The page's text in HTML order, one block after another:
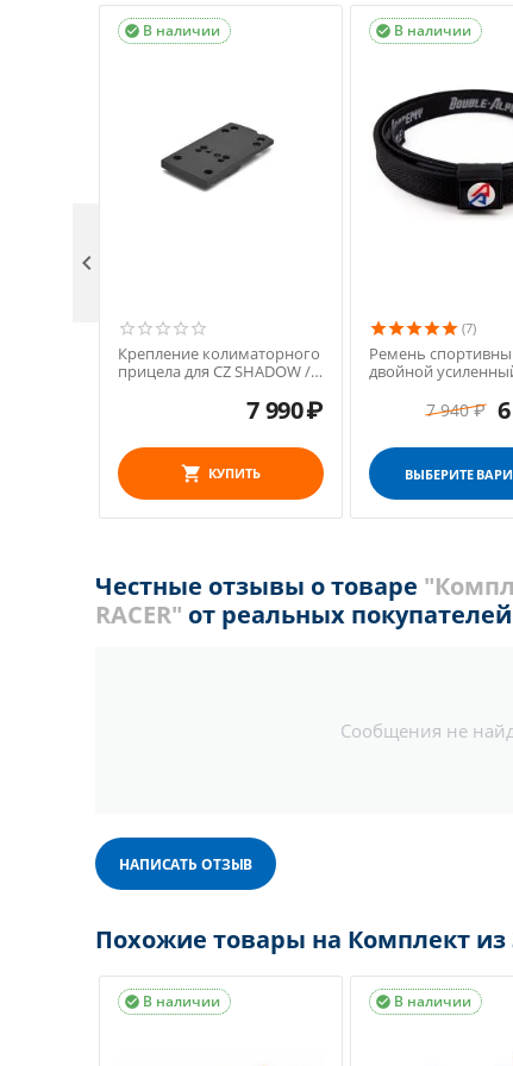
В наличии

Крепление колиматорного
прицела для CZ SHADOW /
7 990₽
КУПИТЬ
В наличии

(7)
Ремень
двойной
7 940 ₽
ВЫБЕРИТЕ

Честные отзывы о товаре
RACER" от реальных покупателей
Сообщения не
НАПИСАТЬ ОТЗЫВ
Похожие товары на Комплект из
В наличии
 В наличии
